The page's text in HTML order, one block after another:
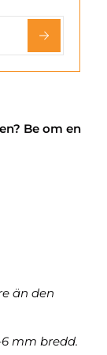
Be om en
än den
mm bredd.